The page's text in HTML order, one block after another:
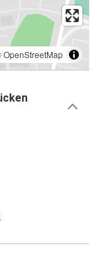
OpenStreetMap